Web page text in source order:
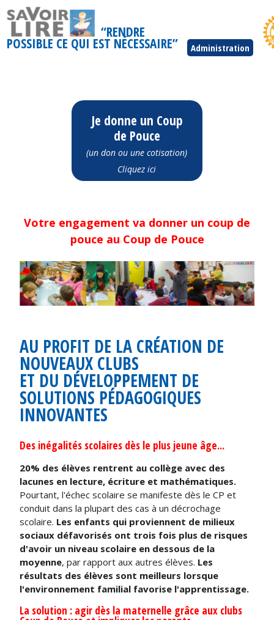
“RENDRE
POSSIBLE CE QUI EST NÉCESSAIRE” Administration
Je donne un Coup
de Pouce
(un don ou une cotisation)
Cliquez ici
Votre engagement va donner un coup de
pouce au Coup de Pouce
AU PROFIT DE LA CRÉATION DE
NOUVEAUX CLUBS
ET DU DÉVELOPPEMENT DE
SOLUTIONS PÉDAGOGIQUES
INNOVANTES
Des inégalités scolaires dès le plus jeune âge...
20% des élèves rentrent au collège avec des
lacunes en lecture, écriture et mathématiques.
Pourtant, l'échec scolaire se manifeste dès le CP et
conduit dans la plupart des cas à un décrochage
scolaire. Les enfants qui proviennent de milieux
sociaux défavorisés ont trois fois plus de risques
d'avoir un niveau scolaire en dessous de la
moyenne, par rapport aux autres élèves. Les
résultats des élèves sont meilleurs lorsque
l'environnement familial favorise l'apprentissage.
La solution : agir dès la maternelle grâce aux clubs